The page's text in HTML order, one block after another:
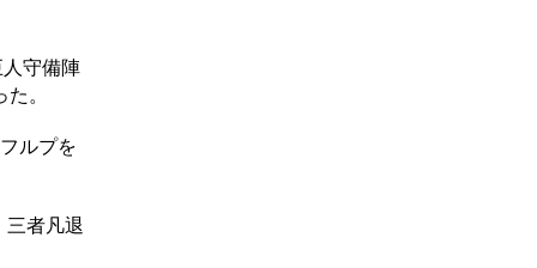
守備陣
。
ルプを
者凡退